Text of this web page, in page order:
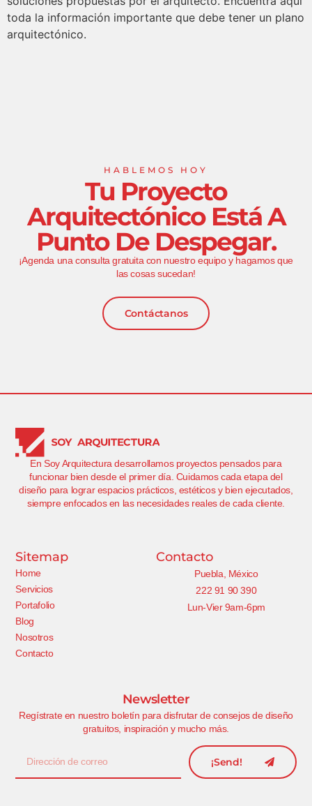
toda la información importante que debe tener un plano
arquitectónico.
HABLEMOS HOY
Tu Proyecto
Arquitectónico Está A
Punto De Despegar.
¡Agenda una consulta gratuita con nuestro equipo y hagamos que
las cosas sucedan!
Contáctanos
En Soy Arquitectura desarrollamos proyectos pensados para
funcionar bien desde el primer día. Cuidamos cada etapa del
diseño para lograr espacios prácticos, estéticos y bien ejecutados,
siempre enfocados en las necesidades reales de cada cliente.
Sitemap
Home
Servicios
Portafolio
Blog
Nosotros
Contacto
Contacto
Puebla, México
222 91 90 390
Lun-Vier 9am-6pm
Newsletter
Regístrate en nuestro boletín para disfrutar de consejos de diseño
gratuitos, inspiración y mucho más.
¡Send!